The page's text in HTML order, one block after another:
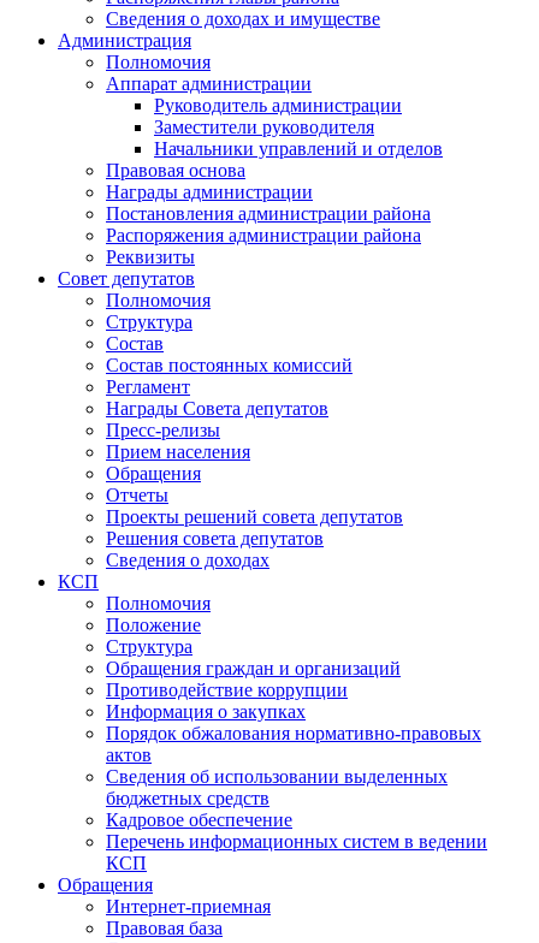
Сведения о доходах и имуществе
Администрация
Полномочия
Аппарат администрации
Руководитель администрации
Заместители руководителя
Начальники управлений и отделов
Правовая основа
Награды администрации
Постановления администрации района
Распоряжения администрации района
Реквизиты
Совет депутатов
Полномочия
Структура
Состав
Состав постоянных комиссий
Регламент
Награды Совета депутатов
Пресс-релизы
Прием населения
Обращения
Отчеты
Проекты решений совета депутатов
Решения совета депутатов
Сведения о доходах
КСП
Полномочия
Положение
Структура
Обращения граждан и организаций
Противодействие коррупции
Информация о закупках
Порядок обжалования нормативно-правовых
актов
Сведения об использовании выделенных
бюджетных средств
Кадровое обеспечение
Перечень информационных систем в ведении
КСП
Обращения
Интернет-приемная
Правовая база